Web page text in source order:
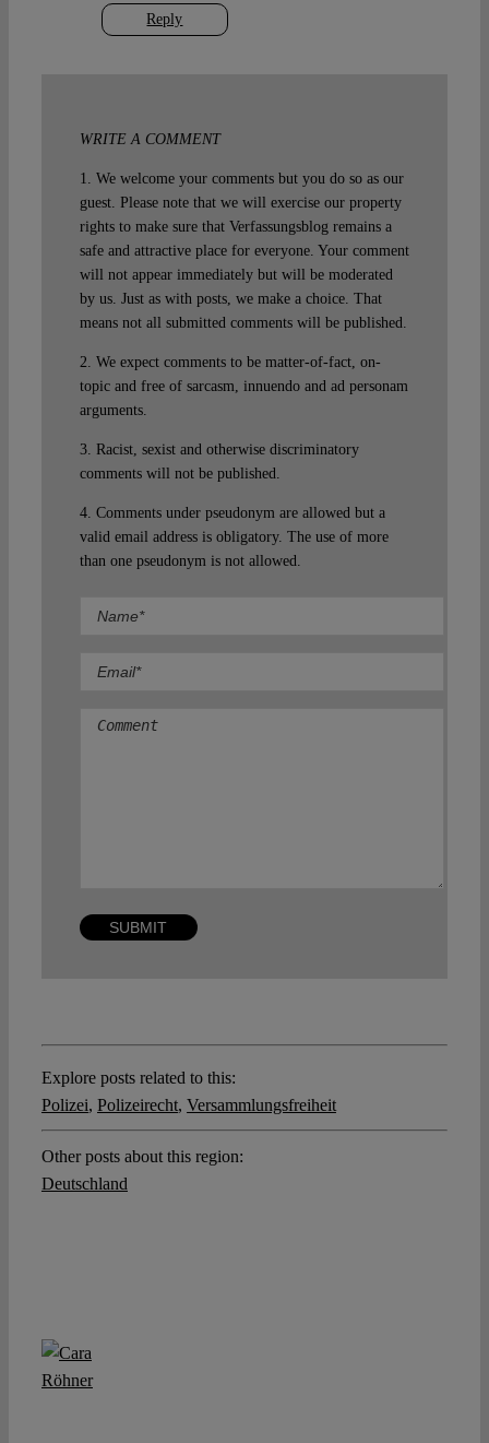
Reply
WRITE A COMMENT
1. We welcome your comments but you do so as our
guest. Please note that we will exercise our property
rights to make sure that Verfassungsblog remains a
safe and attractive place for everyone. Your comment
will not appear immediately but will be moderated
by us. Just as with posts, we make a choice. That
means not all submitted comments will be published.
2. We expect comments to be matter-of-fact, on-
topic and free of sarcasm, innuendo and ad personam
arguments.
3. Racist, sexist and otherwise discriminatory
comments will not be published.
4. Comments under pseudonym are allowed but a
valid email address is obligatory. The use of more
than one pseudonym is not allowed.
Explore posts related to this:
Polizei, Polizeirecht, Versammlungsfreiheit
Other posts about this region:
Deutschland